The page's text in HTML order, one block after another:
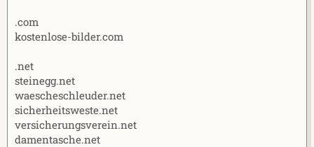
.com
kostenlose-bilder.com
.net
steinegg.net
waescheschleuder.net
sicherheitsweste.net
versicherungsverein.net
damentasche.net